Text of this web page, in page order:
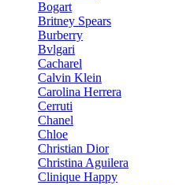
Bogart
Britney Spears
Burberry
Bvlgari
Cacharel
Calvin Klein
Carolina Herrera
Cerruti
Chanel
Chloe
Christian Dior
Christina Aguilera
Clinique Happy